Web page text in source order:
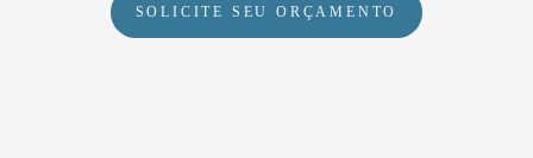
SOLICITE SEU ORÇAMENTO